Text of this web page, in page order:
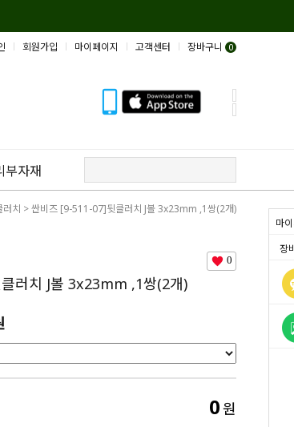
마
장
회원가입 마이페이지 고객센터 장바구니 0
부자재
러치 > 싼비즈 [9-511-07]뒷클러치 J볼 3x23mm ,1쌍(2개)
0
러치 J볼 3x23mm ,1쌍(2개)
0원